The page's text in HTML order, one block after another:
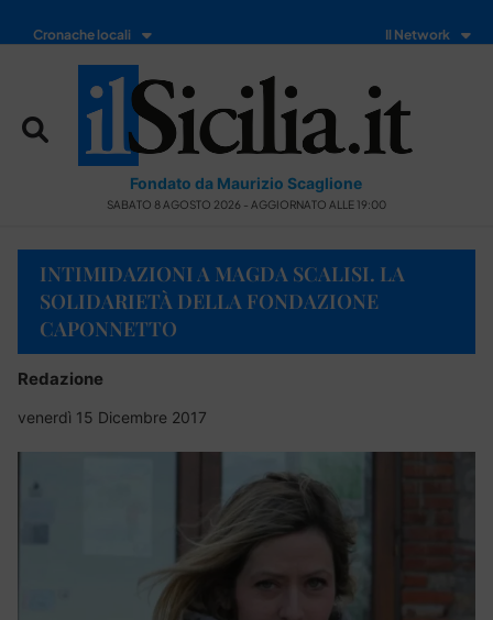
Cronache locali Il Network
Fondato da Maurizio Scaglione
SABATO 8 AGOSTO 2026 - AGGIORNATO ALLE 19:00
INTIMIDAZIONI A MAGDA SCALISI. LA
SOLIDARIETÀ DELLA FONDAZIONE
CAPONNETTO
Redazione
venerdì 15 Dicembre 2017